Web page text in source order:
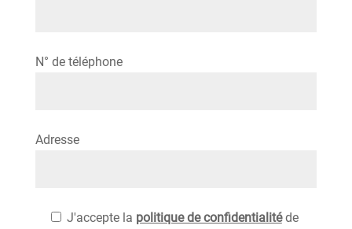
N° de téléphone
Adresse
J'accepte la politique de confidentialitéde